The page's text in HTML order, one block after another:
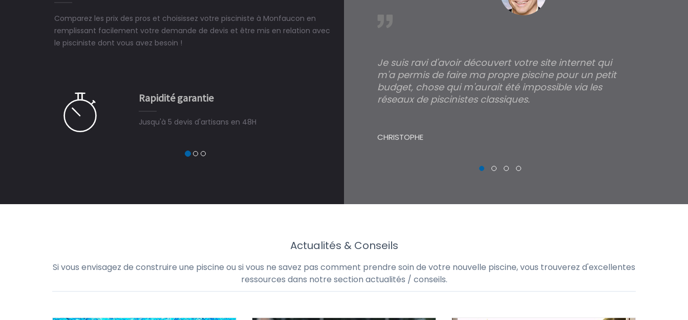
Comparez les prix des pros et choisissez votre pisciniste à Monfaucon en
remplissant facilement votre demande de devis et être mis en relation avec
le pisciniste dont vous avez besoin !
Rapidité garantie
Jusqu'à 5 devis d'artisans en 48H
ne peut plus s'en passer.
Le rêve devient enfin réalité, une piscine est bien
construit chez moi.
Je suis ravi d'avoir découvert votre site internet qui
m'a permis de faire ma propre piscine pour un petit
budget, chose qui m'aurait été impossible via les
réseaux de piscinistes classiques.
CHRISTOPHE
Actualités & Conseils
Si vous envisagez de construire une piscine ou si vous ne savez pas comment prendre soin de votre nouvelle piscine, vous trouverez d'excellentes
ressources dans notre section actualités / conseils.